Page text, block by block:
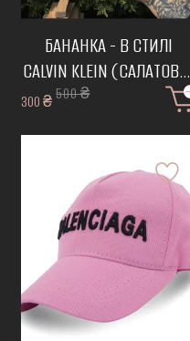
БАНАНКА - В СТИЛІ
CALVIN KLEIN (САЛАТОВА)
\ С-100
300 ₴ 500 ₴